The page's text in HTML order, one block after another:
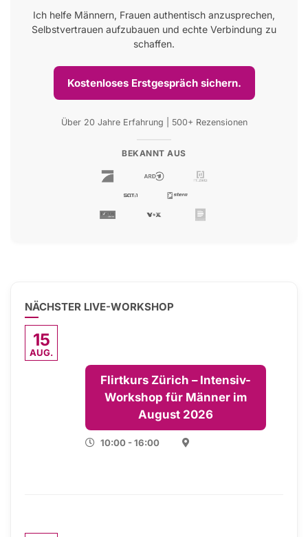
Ich helfe Männern, Frauen authentisch anzusprechen,
Selbstvertrauen aufzubauen und echte Verbindung zu
schaffen.
Kostenloses Erstgespräch sichern.
Über 20 Jahre Erfahrung | 500+ Rezensionen
BEKANNT AUS
NÄCHSTER LIVE-WORKSHOP
15
AUG.
Flirtkurs Zürich – Intensiv-
Workshop für Männer im
August 2026
10:00 - 16:00